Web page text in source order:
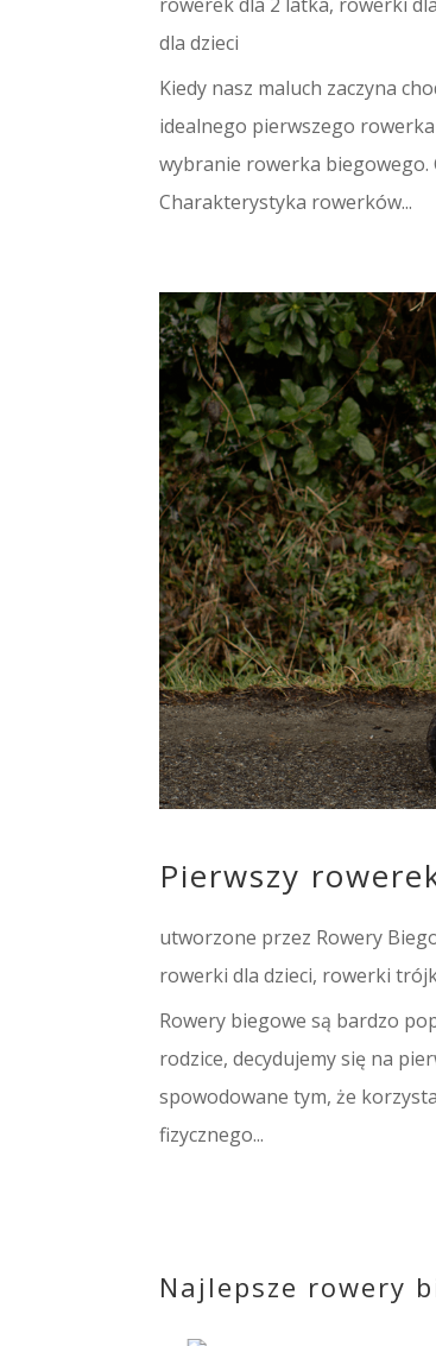
dla dzieci
Kiedy nasz maluch zaczyna
idealnego pierwszego
wybranie rowerka biegowego.
Charakterystyka rowerków...
Pierwszy
utworzone przez Rowery
rowerki dla dzieci, rowerki
Rowery biegowe są bardzo
rodzice, decydujemy się na
spowodowane tym, że
fizycznego...
Najlepsze rowery